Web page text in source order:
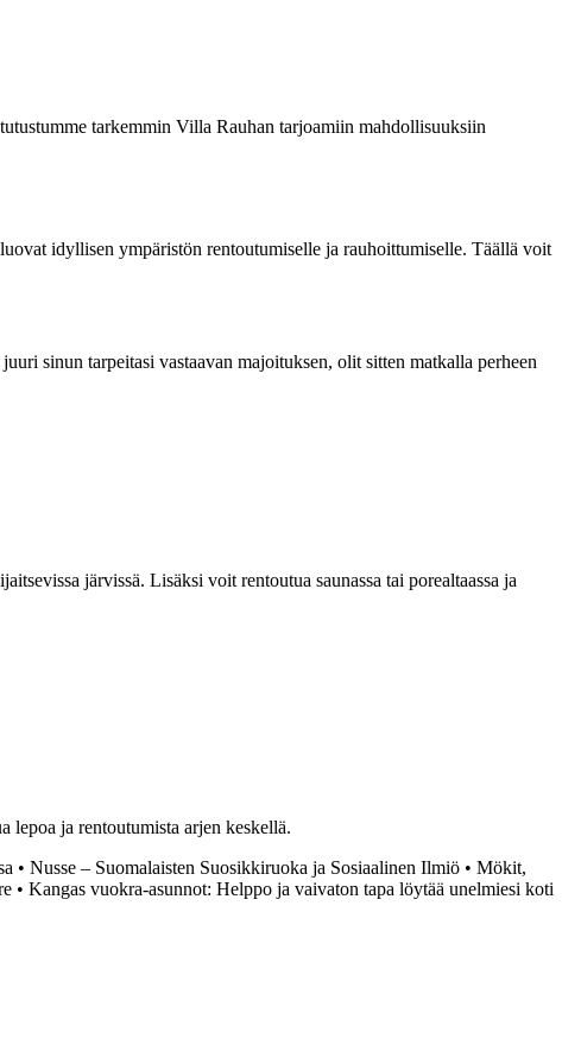
tarkemmin Villa Rauhan tarjoamiin mahdollisuuksiin
idyllisen ympäristön rentoutumiselle ja rauhoittumiselle. Täällä voit
sinun tarpeitasi vastaavan majoituksen, olit sitten matkalla perheen
järvissä. Lisäksi voit rentoutua saunassa tai porealtaassa ja
lepoa ja rentoutumista arjen keskellä.
• Nusse – Suomalaisten Suosikkiruoka ja Sosiaalinen Ilmiö • Mökit,
• Kangas vuokra-asunnot: Helppo ja vaivaton tapa löytää unelmiesi koti